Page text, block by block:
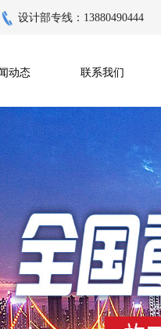
设计部专线：13880490444
动态 联系我们